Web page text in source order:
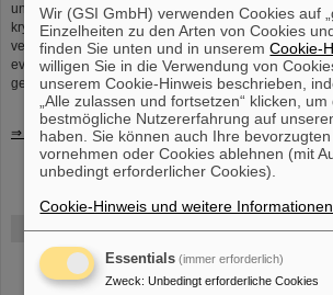
FAIR
Bei GSI entsteht das neue Beschleunigerzentrum
mehr.
und raumtemperatur-) Materialien untersucht
kryogener Oberflächen vermessen. Die
verwendet um neue Ansätze zur Beseitigung des
evaluieren. Hierfür werden Prototyp-Teststände für
gebaut.
⇒ Zurück
Wir (GSI GmbH) verwenden Cookies auf
Einzelheiten zu den Arten von Cookies
finden Sie unten und in unseremCookie-
willigen Sie in die Verwendung von
unserem Cookie-Hinweis beschrieben,
„Alle zulassen und fortsetzen“ klicken, um
bestmögliche Nutzererfahrung auf
haben. Sie können auch Ihre
vornehmen oder Cookies ablehnen (mit
unbedingt erforderlicher Cookies).
Cookie-Hinweis und weitere Informationen
Essentials (immer erforderlich)
Zweck: Unbedingt erforderliche Cookies